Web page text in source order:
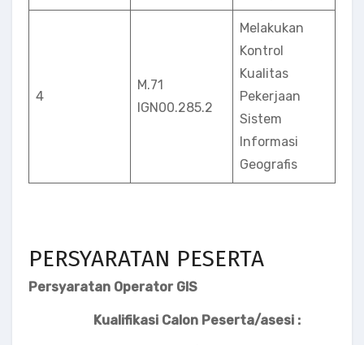
4
M.71
lGN00.285.2
Melakukan
Kontrol
Kualitas
Pekerjaan
Sistem
Informasi
Geografis
PERSYARATAN PESERTA
Persyaratan Operator GIS
Kualifikasi Calon Peserta/asesi :